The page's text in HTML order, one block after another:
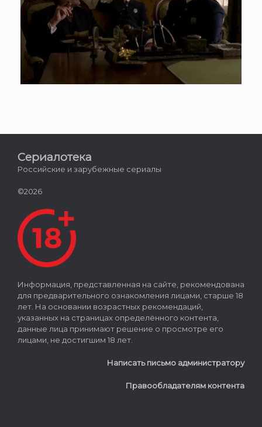
Сериалотека
Российские и зарубежные сериалы
©2026
Информация, представленная на сайте, рекомендована
для предварительного ознакомления лицами, старше 18
лет. На основании возрастных рекомендаций,
указанных на страницах определённого контента,
данные лица принимают решение о просмотре его
лицами, не достигшим 18 лет.
Написать письмо администратору
Правообладателям контента